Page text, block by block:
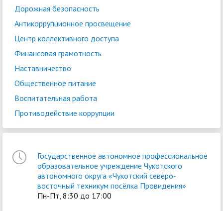
Дорожная безопасность
Антикоррупционное просвещение
Центр коллективного доступа
Финансовая грамотность
Наставничество
Общественное питание
Воспитательная работа
Противодействие коррупции
Государственное автономное профессиональное
образовательное учреждение Чукотского
автономного округа «Чукотский северо-
восточный техникум посёлка Провидения»
Пн-Пт, 8:30 до 17:00